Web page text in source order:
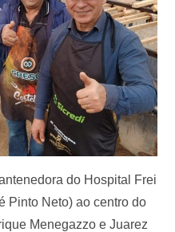
do Hospital Frei
Pinto Neto) ao centro do
Menegazzo e Juarez